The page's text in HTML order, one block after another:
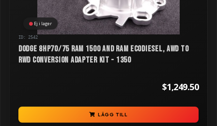
Ej i lager
ID: 2542
Dodge 8HP70/75 RAM 1500 and RAM Ecodiesel, AWD to
RWD Conversion Adapter Kit - 1350
$1,249.50
LÄGG TILL